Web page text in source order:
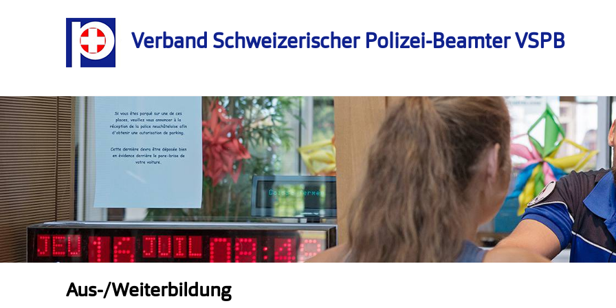
Verband Schweizerischer Polizei-Beamter VSPB
Aus-/Weiterbildung